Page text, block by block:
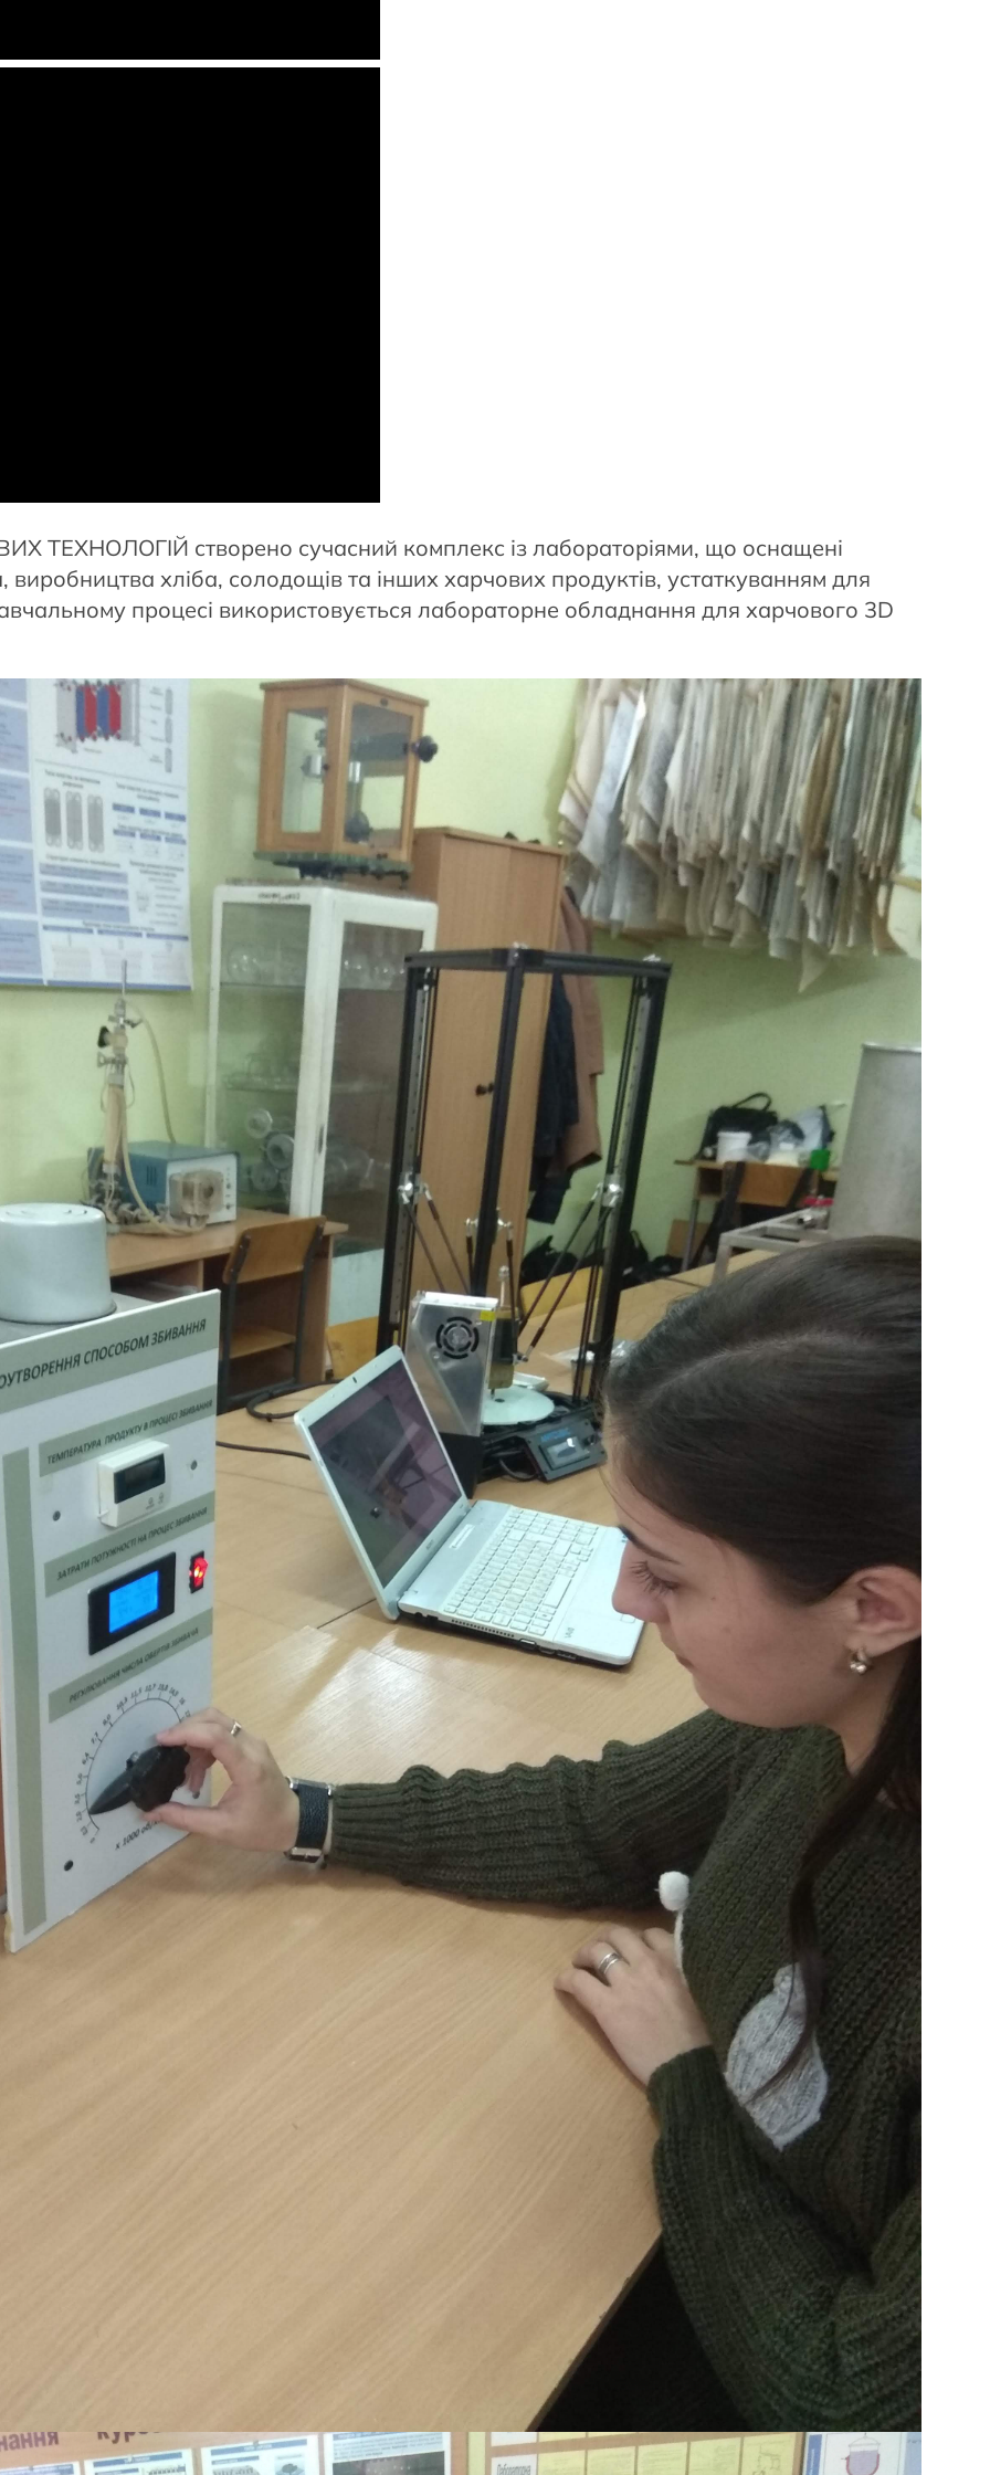
створено сучасний комплекс із лабораторіями, що оснащені
хліба, солодощів та інших харчових продуктів, устаткуванням для
процесі використовується лабораторне обладнання для харчового 3D